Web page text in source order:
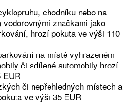
chodníku nebo na
vodorovnými značkami jako
hrozí pokuta ve výši 110
na místě vyhrazeném
či sdílené automobily hrozí
EUR
či nepřehledných místech a
ve výši 35 EUR